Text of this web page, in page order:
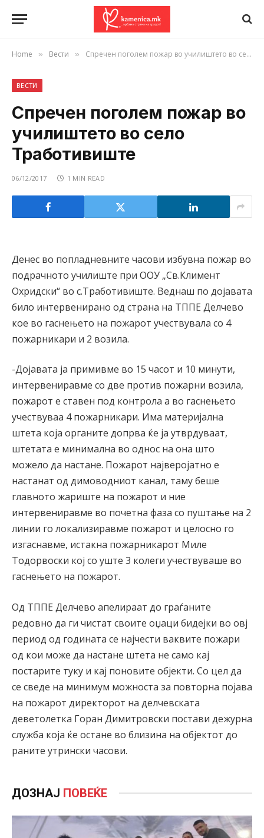
Home » Вести » Спречен поголем пожар во училиштето во село Тработивиште
ВЕСТИ
Спречен поголем пожар во
училиштето во село
Тработивиште
06/12/2017 1 MIN READ
Денес во попладневните часови избувна пожар во
подрачното училиште при ООУ „Св.Климент
Охридски“ во с.Тработивиште. Веднаш по дојавата
било интервенирано од страна на ТППЕ Делчево
кое во гаснењето на пожарот учествувала со 4
пожарникари и 2 возила.
-Дојавата ја примивме во 15 часот и 10 минути,
интервениравме со две против пожарни возила,
пожарот е ставен под контрола а во гаснењето
учествуваа 4 пожарникари. Има материјална
штета која органите допрва ќе ја утврдуваат,
штетата е минимална во однос на она што
можело да настане. Пожарот најверојатно е
настанат од димоводниот канал, таму беше
главното жариште на пожарот и ние
интервениравме во почетна фаза со пуштање на 2
линии го локализиравме пожарот и целосно го
изгаснавме, истакна пожарникарот Миле
Тодорвоски кој со уште 3 колеги учествуваше во
гаснењето на пожарот.
Од ТППЕ Делчево апелираат до граѓаните
редовно да ги чистат своите оџаци бидејки во овј
период од годината се најчести ваквите пожари
од кои може да настане штета не само кај
постарите туку и кај поновите објекти. Со цел да
се сведе на минимум можноста за повторна појава
на пожарот директорот на делчевската
деветолетка Горан Димитровски постави дежурна
служба која ќе остане во близина на објектот до
раните утрински часови.
ДОЗНАЈ ПОВЕЌЕ